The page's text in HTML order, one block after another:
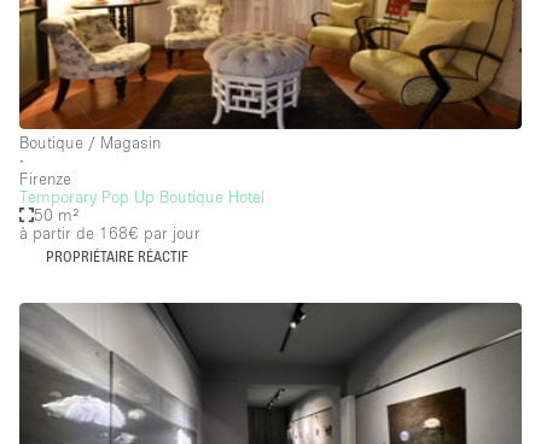
Partagé
Type de l'espace
Atelier
Autre
Boutique / Magasin
Boutique en Partage
Bureaux
Boutique / Magasin
∙
Firenze
Temporary Pop Up Boutique Hotel
50 m²
à partir de 168€ par jour
PROPRIÉTAIRE RÉACTIF